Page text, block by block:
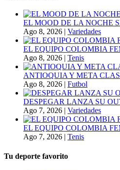
EL MOOD DE LA NOCHE
Ago 8, 2026
Variedades
EL EQUIPO COLOMBIA
Ago 8, 2026
Tenis
ANTIOQUIA Y META
Ago 8, 2026
Futbol
DESPEGAR LANZA SU
Ago 7, 2026
Variedades
EL EQUIPO COLOMBIA
Ago 7, 2026
Tenis
Tu deporte favorito